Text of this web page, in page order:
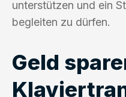
unterstützen und ein
begleiten zu dürfen.
Geld